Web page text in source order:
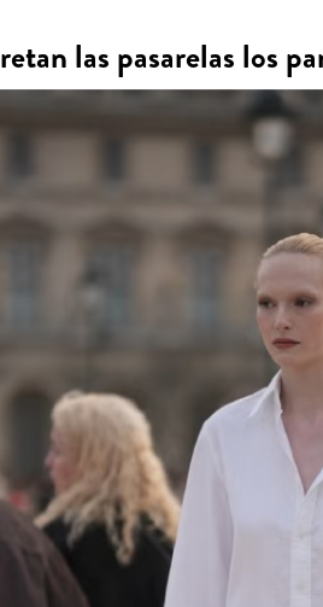
las pasarelas los